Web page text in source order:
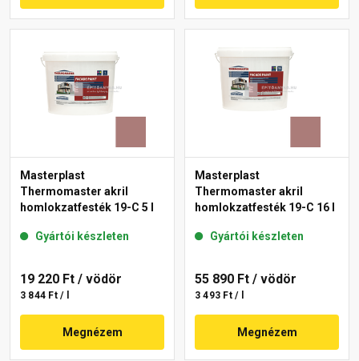
Masterplast
Thermomaster akril
homlokzatfesték 19-C 5 l
Gyártói készleten
19 220 Ft / vödör
3 844 Ft / l
Megnézem
Masterplast
Thermomaster akril
homlokzatfesték 19-C 16 l
Gyártói készleten
55 890 Ft / vödör
3 493 Ft / l
Megnézem